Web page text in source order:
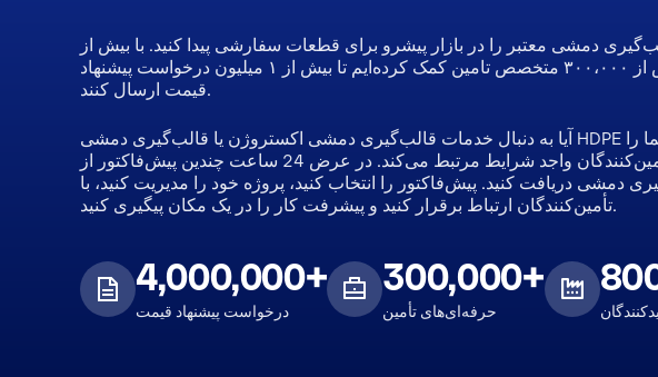
دمشی معتبر را در بازار پیشرو برای قطعات سفارشی پیدا کنید. با بیش از
۸۰۰،۰۰۰ کارخانه، ما به بیش از ۳۰۰،۰۰۰ متخصص تامین کمک کرده‌ایم تا بیش از ۱ میلیون درخواست پیشنهاد
قیمت ارسال کنند.
آیا به دنبال خدمات قالب‌گیری دمشی اکستروژن یا قالب‌گیری دمشی HDPE هستید؟ هوش مصنوعی ما شما را
در عرض 24 ساعت با تأمین‌کنندگان واجد شرایط مرتبط می‌کند. در عرض 24 ساعت چندین پیش‌فاکتور از
دمشی دریافت کنید. پیش‌فاکتور را انتخاب کنید، پروژه خود را مدیریت کنید، با
تأمین‌کنندگان ارتباط برقرار کنید و پیشرفت کار را در یک مکان پیگیری کنید.
4,000,000+
درخواست پیشنهاد قیمت
300,000+
حرفه‌ای‌های تأمین